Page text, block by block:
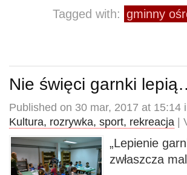
Tagged with: gminny
Nie święci garnki
Published on 30 mar, 2017 at 15:14
Kultura, rozrywka, sport, rekreacja |
„Lepienie
zwłaszcza